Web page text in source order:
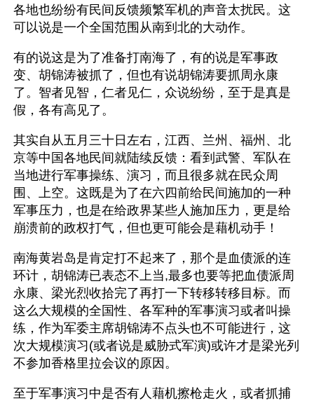
各地也纷纷有民间反馈频繁军机的声音太扰民。这
可以说是一个全国范围从南到北的大动作。
有的说这是为了准备打南海了，有的说是军事政
变、胡锦涛被抓了，但也有说胡锦涛要抓周永康
了。智者见智，仁者见仁，众说纷纷，至于是真是
假，各有高见了。
其实自从五月三十日左右，江西、兰州、福州、北
京等中国各地民间就陆续反馈：看到武警、军队在
当地进行军事操练、演习，而且很多就在民众周
围、上空。这既是为了在六四前给民间施加的一种
军事压力，也是在给政界某些人施加压力，更是给
崩溃前的政权打气，但也更可能会是藉机动手！
南海黄岩岛是肯定打不起来了，那个是血债派的连
环计，胡锦涛已表态不上当,最多也要等把血债派周
永康、梁光烈收拾完了再打一下转移转移目标。而
这么大规模的全国性、各军种的军事演习或者叫操
练，作为军委主席胡锦涛不点头也不可能进行，这
次大规模演习(或者说是威胁式军演)或许才是梁光列
不参加香格里拉会议的原因。
至于军事演习中是否有人藉机擦枪走火，或者抓捕